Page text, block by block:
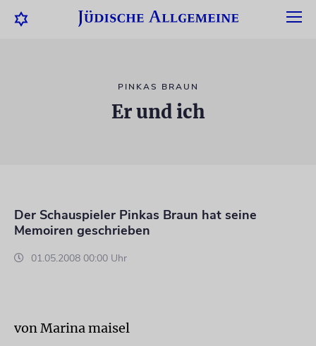
PINKAS BRAUN
Er und ich
Der Schauspieler Pinkas Braun hat seine
Memoiren geschrieben
01.05.2008 00:00 Uhr
von Marina maisel